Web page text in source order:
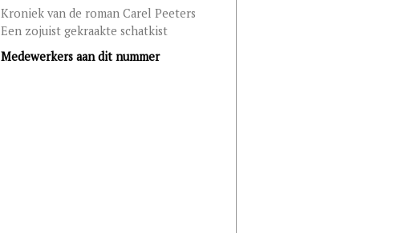
Kroniek van de roman Carel Peeters
Een zojuist gekraakte schatkist
Medewerkers aan dit nummer